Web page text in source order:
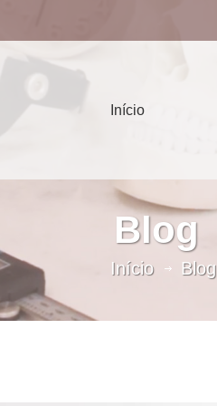
Início
Blog
Início Blog